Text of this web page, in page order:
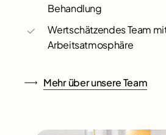
Behandlung
Wertschätzendes Team
Arbeitsatmosphäre
Mehr über unsere Team